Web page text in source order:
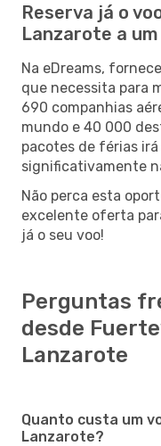
Reserva já o
Lanzarote a
Na eDreams,
que necessita para
690 companhias
mundo e 40 000
pacotes de férias
significativamente
Não perca esta
excelente oferta
já o seu voo!
Perguntas
desde
Lanzarote
Quanto custa um
Lanzarote?